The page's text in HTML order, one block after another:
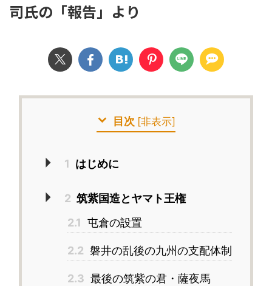
司氏の「報告」より
目次 [非表示]
1 はじめに
2 筑紫国造とヤマト王権
2.1 屯倉の設置
2.2 磐井の乱後の九州の支配体制
2.3 最後の筑紫の君・薩夜馬